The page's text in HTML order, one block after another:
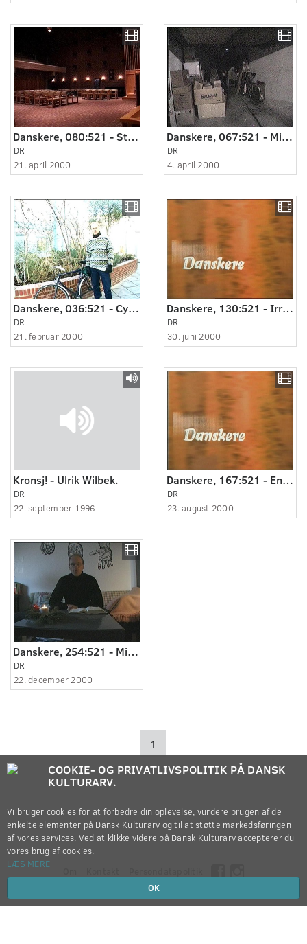
Danskere, 080:521 - Stilheden i kirkerummet.
DR
21. april 2000
Danskere, 067:521 - Mit pulterkammer.
DR
4. april 2000
Danskere, 036:521 - Cykelturen
DR
21. februar 2000
Danskere, 130:521 - Irriteret over fodboldkommentator
DR
30. juni 2000
Kronsj! - Ulrik Wilbek.
DR
22. september 1996
Danskere, 167:521 - En fugl fløj ind i mit vindue
DR
23. august 2000
Danskere, 254:521 - Min egen juleprædiken.
DR
22. december 2000
1
Copyright © 2012-2026
COOKIE- OG PRIVATLIVSPOLITIK PÅ DANSK
KULTURARV.
Vi bruger cookies for at forbedre din oplevelse, vurdere brugen af de
enkelte elementer på Dansk Kulturarv og til at støtte markedsføringen
af vores services. Ved at klikke videre på Dansk Kulturarv accepterer du
vores brug af cookies.
LÆS MERE
OK